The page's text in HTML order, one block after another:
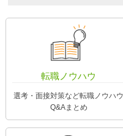
転職ノウハウ
選考・面接対策など転職ノウハウ
Q&Aまとめ